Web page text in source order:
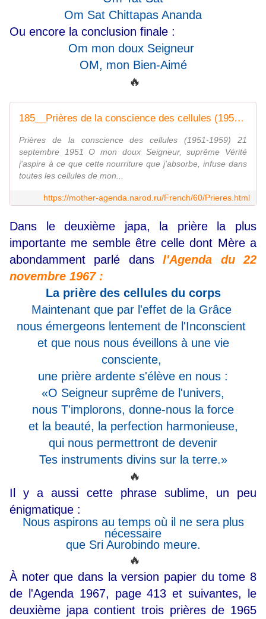
Om Sat Chittapas Ananda
Ou encore la conclusion finale :
Om mon doux Seigneur
OM, mon Bien-Aimé
🔥
185__Prières de la conscience des cellules (1951-1959)
Prières de la conscience des cellules (1951-1959) 21
septembre 1951 O mon doux Seigneur, suprême Vérité
j'aspire à ce que cette nourriture que j'absorbe, infuse dans
toutes les cellules de mon...
https://mother-agenda.narod.ru/French/60/Prieres.html
Dans le deuxième japa, la prière la plus
importante me semble être celle dont Mère a
abondamment parlé dans
l'Agenda du 22
novembre 1967 :
La prière des cellules du corps
Maintenant que par l'effet de la Grâce
nous émergeons lentement de l'Inconscient
et que nous nous éveillons à une vie
consciente,
une prière ardente s'élève en nous :
«O Seigneur suprême de l'univers,
nous T'implorons, donne-nous la force
et la beauté, la perfection harmonieuse,
qui nous permettront de devenir
Tes instruments divins sur la terre.»
🔥
Il y a aussi cette phrase sublime, un peu
énigmatique :
Nous aspirons au temps où il ne sera plus
nécessaire
que Sri Aurobindo meure.
🔥
À noter que dans la version papier du tome 8
de l'Agenda 1967, page 413 et suivantes, le
deuxième japa contient trois prières de 1965